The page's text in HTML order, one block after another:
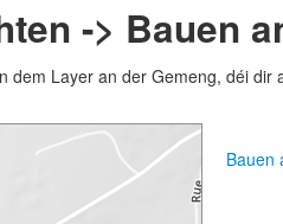
-> Bauen
dem Layer an der Gemeng, déi
Bauen